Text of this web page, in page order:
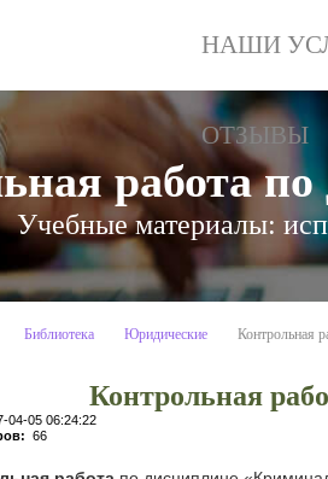
НАШИ
ОТЗЫВЫ
работа
Учебные материалы:
Библиотека Юридические Контрольная
Контрольная
04-05 06:24:22
66